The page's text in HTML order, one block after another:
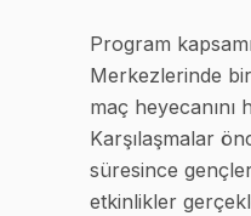
Program
Merkezlerinde
maç heyecanını
Karşılaşmalar
süresince
etkinlikler